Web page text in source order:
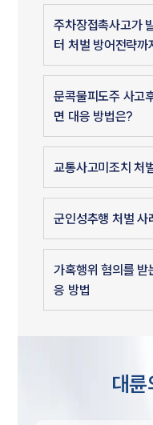
주차장접촉사고가
터 처벌 방어전략까
문콕물피도주 사고
면 대응 방법은?
교통사고미조치 처
군인성추행 처벌 사
가혹행위 혐의를 받
응 방법
대